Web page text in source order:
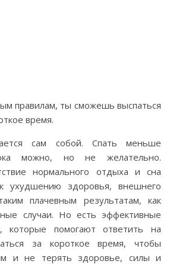
правилам, ты сможешь выспаться
время.
сам собой. Спать меньше
можно, но не желательно.
нормального отдыха и сна
ухудшению здоровья, внешнего
плачевным результатам, как
случаи. Но есть эффективные
которые помогают ответить на
за короткое время, чтобы
и не терять здоровье, силы и